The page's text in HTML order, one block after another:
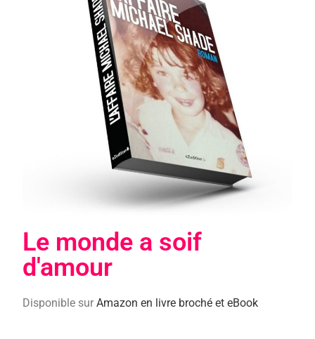
Le monde a soif
d'amour
Disponible surAmazon en livre broché et eBook